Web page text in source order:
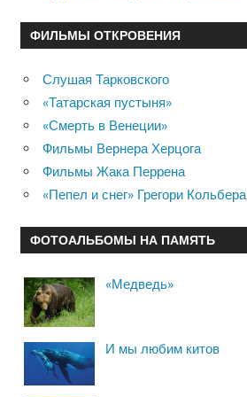
ФИЛЬМЫ ОТКРОВЕНИЯ
Слушая Тарковского
«Татарская пустыня»
«Смерть в Венеции»
Фильмы Вернера Херцога
Фильмы Жака Перрена
«Пепел и снег» Грегори Кольбера
ФОТОАЛЬБОМЫ НА ПАМЯТЬ
«Медведь»
И мы любим китов